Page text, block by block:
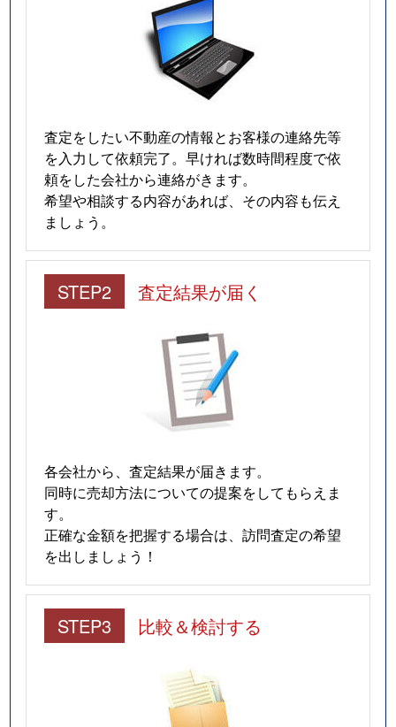
査定をしたい不動産の情報とお客様の連絡先等
を入力して依頼完了。早ければ数時間程度で依
頼をした会社から連絡がきます。
希望や相談する内容があれば、その内容も伝え
ましょう。
STEP2 査定結果が届く
各会社から、査定結果が届きます。
同時に売却方法についての提案をしてもらえま
す。
正確な金額を把握する場合は、訪問査定の希望
を出しましょう！
STEP3 比較＆検討する